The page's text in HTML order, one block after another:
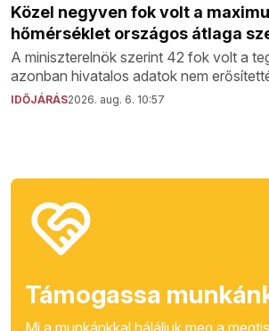
Közel negyven fok volt a
hőmérséklet országos átlaga
A miniszterelnök szerint 42 fok volt a
azonban hivatalos adatok nem
IDŐJÁRÁS2026. aug. 6. 10:57
Támogassa